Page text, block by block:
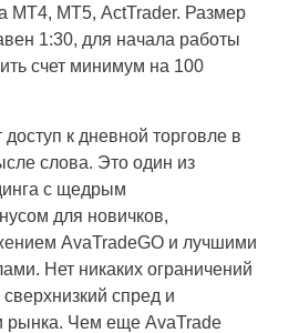
МТ4, МТ5, ActTrader. Размер
1:30, для начала работы
счет минимум на 100
к дневной торговле в
слова. Это один из
с щедрым
для новичков,
AvaTradeGO и лучшими
Нет никаких ограничений
сверхнизкий спред и
рынка. Чем еще AvaTrade